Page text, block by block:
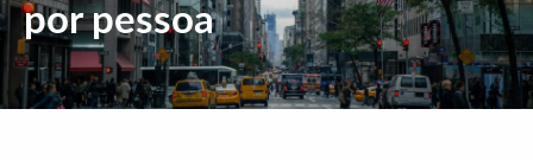
por pessoa